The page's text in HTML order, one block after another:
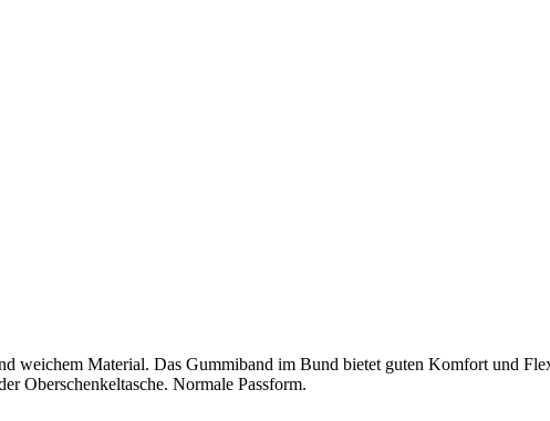
weichem Material. Das Gummiband im Bund bietet guten Komfort und
Oberschenkeltasche. Normale Passform.